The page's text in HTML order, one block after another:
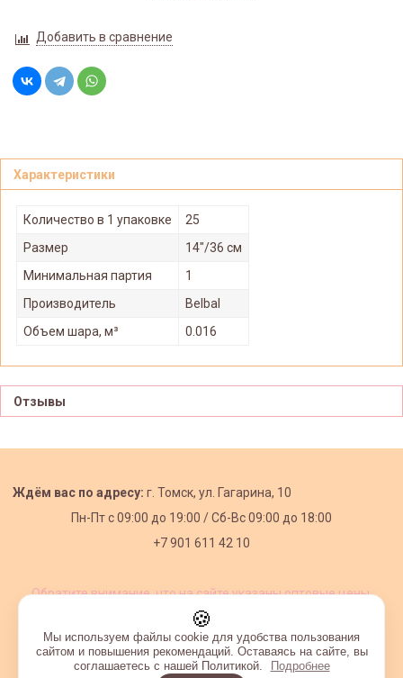
Добавить в сравнение
Характеристики
Количество в 1 упаковке
25
Размер
14"/36 см
Минимальная партия
1
Производитель
Belbal
Объем шара, м³
0.016
Отзывы
Ждём вас по адресу: г. Томск, ул. Гагарина, 10
Пн-Пт с09:00 до 19:00 /Сб-Вс 09:00 до 18:00
+7 901 611 42 10
Обратите внимание, что на сайте указаны оптовые цены,
🍪
Мы используем файлы cookie для удобства пользования
сайтом и повышения рекомендаций. Оставаясь на сайте, вы
соглашаетесь с нашей Политикой.
Подробнее